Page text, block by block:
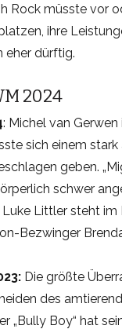
Rock müsste vor
ihre
eher dürftig.
2024
: Michel van Gerwen
sich einem
geben.
schwer
Littler steht im
Bezwinger
Die größte
des
„Bully Boy“ hat